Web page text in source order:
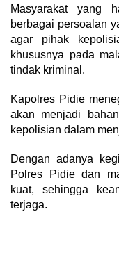
Masyarakat yang
berbagai persoalan
agar pihak
khususnya pada
tindak kriminal.
Kapolres Pidie
akan menjadi
kepolisian dalam
Dengan adanya
Polres Pidie dan
kuat, sehingga
terjaga.